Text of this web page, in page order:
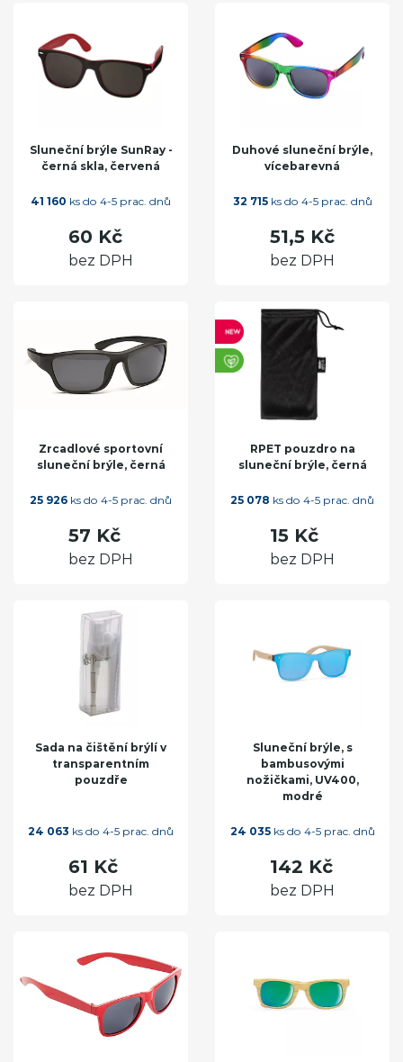
Sluneční brýle SunRay -
černá skla, červená
41 160 ks do 4-5 prac. dnů
60 Kč
bez DPH
Duhové sluneční brýle,
vícebarevná
32 715ks do 4-5 prac. dnů
51,5 Kč
bez DPH
Zrcadlové sportovní
sluneční brýle, černá
25 926 ks do 4-5 prac. dnů
57 Kč
bez DPH
RPET pouzdro na
sluneční brýle, černá
25 078 ks do 4-5 prac. dnů
15 Kč
bez DPH
Sada na čištění brýlí v
transparentním
pouzdře
24 063 ks do 4-5 prac. dnů
61 Kč
bez DPH
Sluneční brýle, s
bambusovými
nožičkami, UV400,
modré
24 035ks do 4-5 prac. dnů
142 Kč
bez DPH